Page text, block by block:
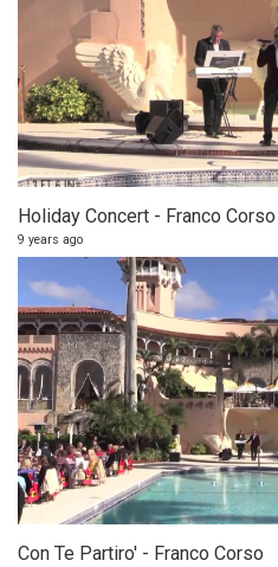
Holiday Concert - Franco Corso
9 years ago
Con Te Partiro' - Franco Corso